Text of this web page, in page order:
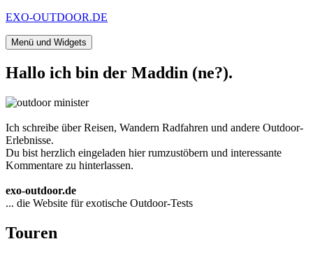
Zum
springen
EXO-OUTDOOR.DE
Menü und Widgets
Hallo ich bin der Maddin (ne?).
Ich schreibe über Reisen, Wandern Radfahren und andere Outdoor-
Erlebnisse.
Du bist herzlich eingeladen hier rumzustöbern und interessante
Kommentare zu hinterlassen.
exo-outdoor.de
... die Website für exotische Outdoor-Tests
Touren